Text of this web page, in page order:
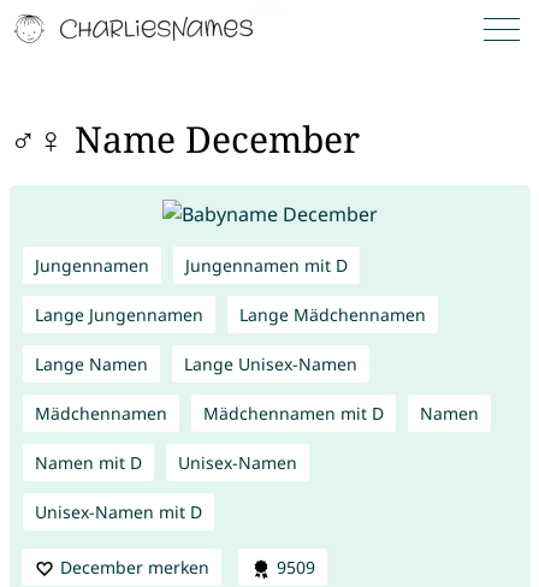
♂♀ Name December
Jungennamen Jungennamen mit D
Lange Jungennamen Lange Mädchennamen
Lange Namen Lange Unisex-Namen
Mädchennamen Mädchennamen mit D Namen
Namen mit D Unisex-Namen
Unisex-Namen mit D
December merken 9509